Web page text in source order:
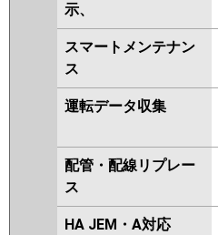
示、
スマートメンテナン
ス
運転データ収集
配管・配線リプレー
ス
HA JEM・A対応